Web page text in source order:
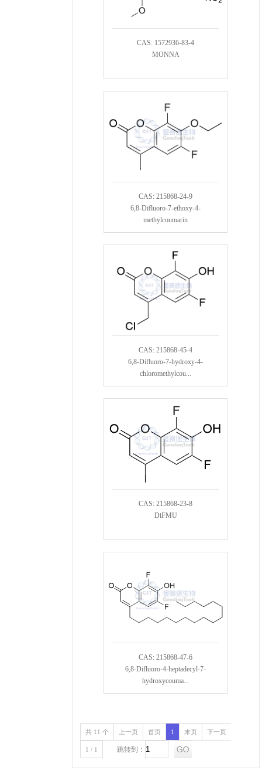
CAS: 1572936-83-4
MONNA
CAS: 215868-24-9
6,8-Difluoro-7-ethoxy-4-
methylcoumarin
CAS: 215868-45-4
6,8-Difluoro-7-hydroxy-4-
chloromethylcou...
CAS: 215868-23-8
DiFMU
CAS: 215868-47-6
6,8-Difluoro-4-heptadecyl-7-
hydroxycouma...
共 11 个 上一页 首页 1 末页 下一页
1 / 1 跳转到：